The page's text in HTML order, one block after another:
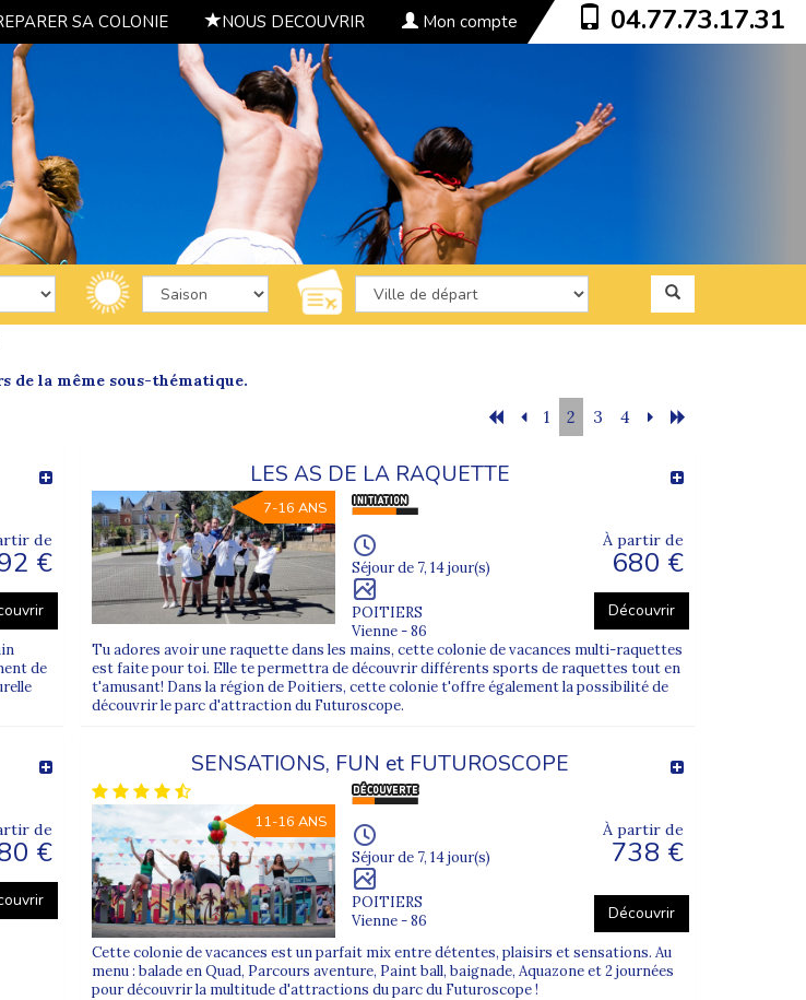
SA COLONIE NOUS DECOUVRIR Mon compte 04.77.73.17.31
de la même sous-thématique.
1 2 3 4
de
€
de
LES AS DE LA RAQUETTE
7-16 ANS
Séjour de 7, 14 jour(s)
POITIERS
Vienne - 86
À partir de
680 €
Découvrir
Tu adores avoir une raquette dans les mains, cette colonie de vacances multi-raquettes
est faite pour toi. Elle te permettra de découvrir différents sports de raquettes tout en
t'amusant! Dans la région de Poitiers, cette colonie t'offre également la possibilité de
découvrir le parc d'attraction du Futuroscope.
de
€
SENSATIONS, FUN et FUTUROSCOPE
11-16 ANS
Séjour de 7, 14 jour(s)
POITIERS
Vienne - 86
À partir de
738 €
Découvrir
Cette colonie de vacances est un parfait mix entre détentes, plaisirs et sensations. Au
menu : balade en Quad, Parcours aventure, Paint ball, baignade, Aquazone et 2 journées
pour découvrir la multitude d'attractions du parc du Futuroscope !